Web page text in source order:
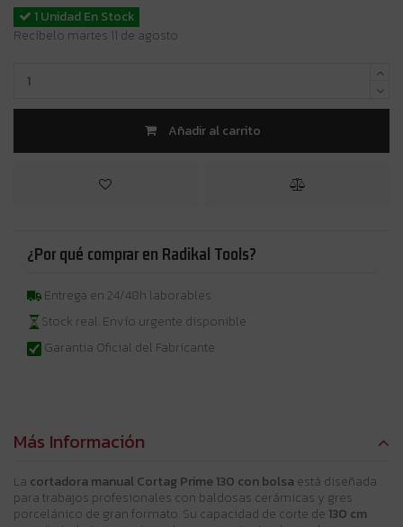
1 Unidad En Stock
Recíbelo martes 11 de agosto
Añadir al carrito
¿Por qué comprar en Radikal Tools?
Entrega en 24/48h laborables
Stock real. Envío urgente disponible
Garantia Oficial del Fabricante
Más Información
La cortadora manual Cortag Prime 130 con bolsa está diseñada
para trabajos profesionales con baldosas cerámicas y gres
porcelánico de gran formato. Su capacidad de corte de 130 cm